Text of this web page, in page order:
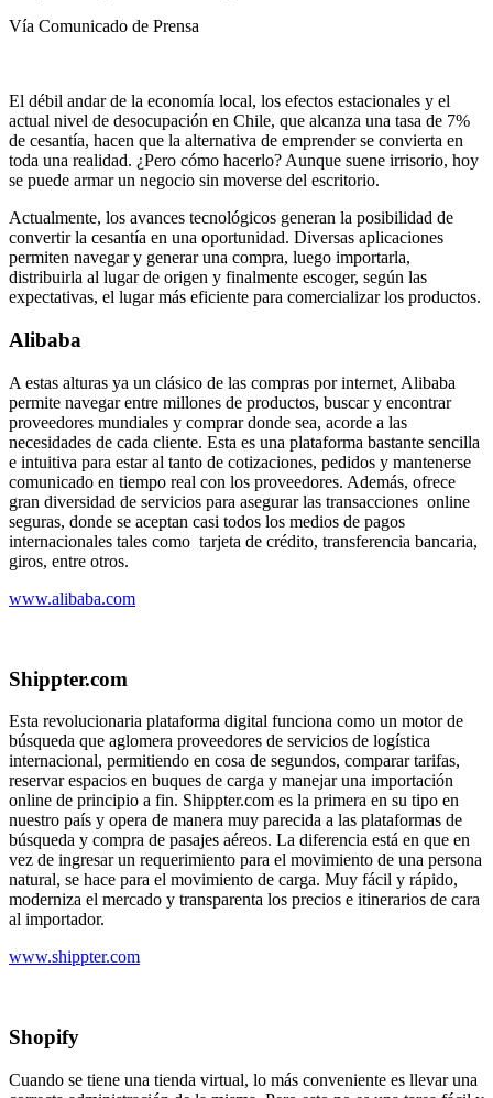
Vía Comunicado de Prensa
El débil andar de la economía local, los efectos estacionales y el
actual nivel de desocupación en Chile, que alcanza una tasa de 7%
de cesantía, hacen que la alternativa de emprender se convierta en
toda una realidad. ¿Pero cómo hacerlo? Aunque suene irrisorio, hoy
se puede armar un negocio sin moverse del escritorio.
Actualmente, los avances tecnológicos generan la posibilidad de
convertir la cesantía en una oportunidad. Diversas aplicaciones
permiten navegar y generar una compra, luego importarla,
distribuirla al lugar de origen y finalmente escoger, según las
expectativas, el lugar más eficiente para comercializar los productos.
Alibaba
A estas alturas ya un clásico de las compras por internet, Alibaba
permite navegar entre millones de productos, buscar y encontrar
proveedores mundiales y comprar donde sea, acorde a las
necesidades de cada cliente. Esta es una plataforma bastante sencilla
e intuitiva para estar al tanto de cotizaciones, pedidos y mantenerse
comunicado en tiempo real con los proveedores. Además, ofrece
gran diversidad de servicios para asegurar las transacciones online
seguras, donde se aceptan casi todos los medios de pagos
internacionales tales como tarjeta de crédito, transferencia bancaria,
giros, entre otros.
www.alibaba.com
Shippter.com
Esta revolucionaria plataforma digital funciona como un motor de
búsqueda que aglomera proveedores de servicios de logística
internacional, permitiendo en cosa de segundos, comparar tarifas,
reservar espacios en buques de carga y manejar una importación
online de principio a fin. Shippter.com es la primera en su tipo en
nuestro país y opera de manera muy parecida a las plataformas de
búsqueda y compra de pasajes aéreos. La diferencia está en que en
vez de ingresar un requerimiento para el movimiento de una persona
natural, se hace para el movimiento de carga. Muy fácil y rápido,
moderniza el mercado y transparenta los precios e itinerarios de cara
al importador.
www.shippter.com
Shopify
Cuando se tiene una tienda virtual, lo más conveniente es llevar una